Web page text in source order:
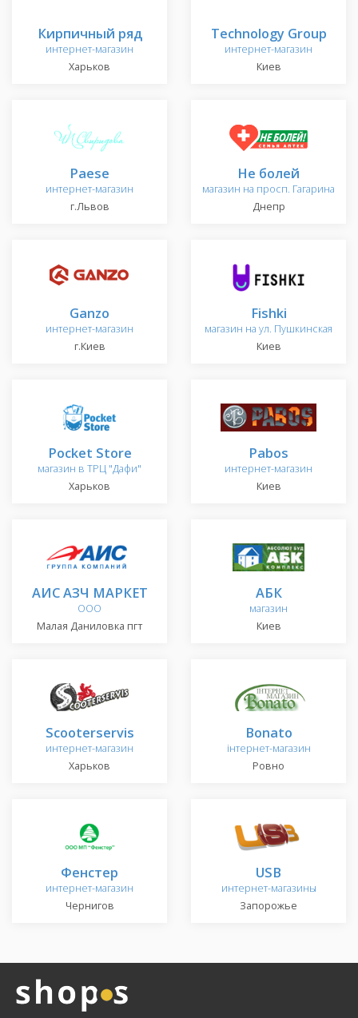
Кирпичный ряд
интернет-магазин
Харьков
Technology Group
интернет-магазин
Киев
Paese
интернет-магазин
г.Львов
Не болей
магазин на просп. Гагарина
Днепр
Ganzo
интернет-магазин
г.Киев
Fishki
магазин на ул. Пушкинская
Киев
Pocket Store
магазин в ТРЦ "Дафи"
Харьков
Pabos
интернет-магазин
Киев
АИС АЗЧ МАРКЕТ
ООО
Малая Даниловка пгт
АБК
магазин
Киев
Scooterservis
интернет-магазин
Харьков
Bonato
інтернет-магазин
Ровно
Фенстер
интернет-магазин
Чернигов
USB
интернет-магазины
Запорожье